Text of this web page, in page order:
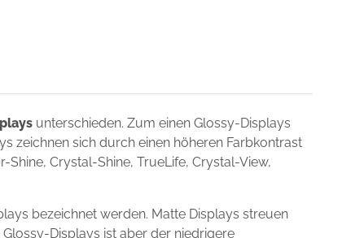
unterschieden. Zum einen Glossy-Displays
zeichnen sich durch einen höheren Farbkontrast
Crystal-Shine, TrueLife, Crystal-View,
bezeichnet werden. Matte Displays streuen
Displays ist aber der niedrigere